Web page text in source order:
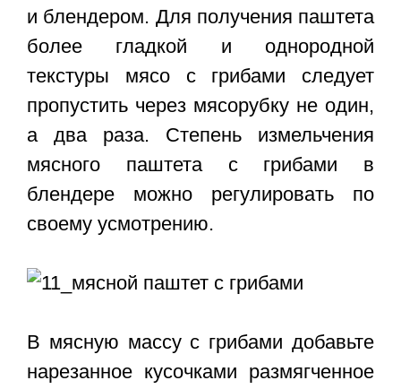
и блендером. Для получения паштета
более гладкой и однородной
текстуры мясо с грибами следует
пропустить через мясорубку не один,
а два раза. Степень измельчения
мясного паштета с грибами в
блендере можно регулировать по
своему усмотрению.
В мясную массу с грибами добавьте
нарезанное кусочками размягченное